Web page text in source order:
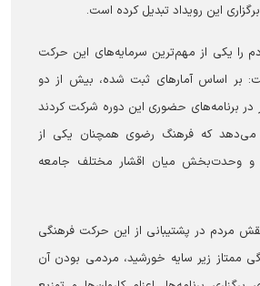
این رویداد تبدیل کرده است.
را یکی از مهم‌ترین سرمایه‌های این حرکت
بر اساس آمار‌های ثبت شده، بیش از دو
هزار نفر در برنامه‌های حضوری این دوره شرکت کردند
می‌دهد که فرهنگ رضوی همچنان یکی از
و وحدت‌بخش میان اقشار مختلف جامعه
مردم در پشتیبانی از این حرکت فرهنگی
ممتاز زیر سایه خورشید، مردمی بودن آن